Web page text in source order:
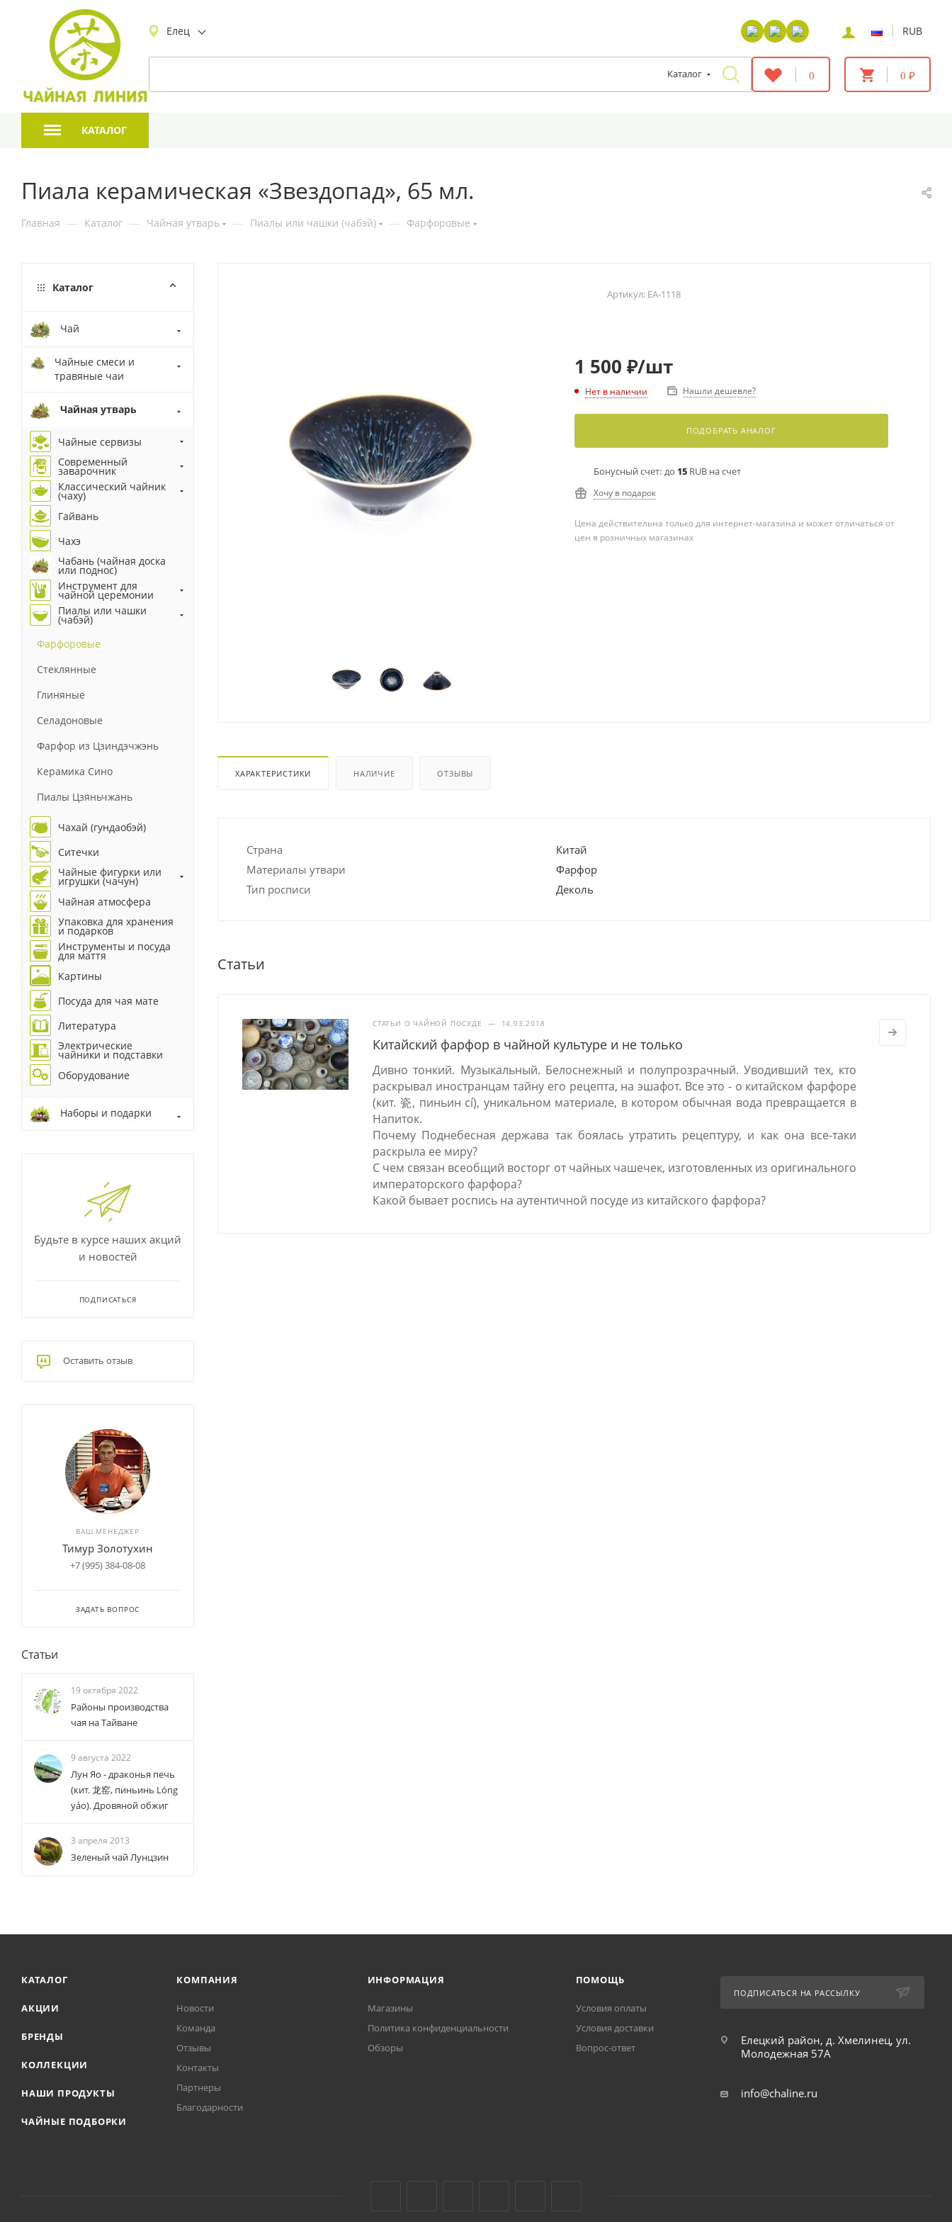
Елец | RUB
Каталог 0 0 ₽
КАТАЛОГ
Пиала керамическая «Звездопад», 65 мл.
Главная — Каталог — Чайная утварь — Пиалы или чашки (чабэй) — Фарфоровые
Артикул: EA-1118
1 500 ₽/шт
Нет в наличии Нашли дешевле?
ПОДОБРАТЬ АНАЛОГ
Бонусный счет: до 15RUB на счет
Хочу в подарок
Цена действительна только для интернет-магазина и может отличаться от
цен в розничных магазинах
ХАРАКТЕРИСТИКИ НАЛИЧИЕ ОТЗЫВЫ
Страна
Китай
Материалы утвари
Фарфор
Тип росписи
Деколь
Статьи
СТАТЬИ О ЧАЙНОЙ ПОСУДЕ — 14.03.2018
Китайский фарфор в чайной культуре и не только
Дивно тонкий. Музыкальный. Белоснежный и полупрозрачный. Уводивший тех, кто
раскрывал иностранцам тайну его рецепта, на эшафот. Все это - о китайском фарфоре
(кит. 瓷, пиньин cí), уникальном материале, в котором обычная вода превращается в
Напиток.
Почему Поднебесная держава так боялась утратить рецептуру, и как она все-таки
раскрыла ее миру?
С чем связан всеобщий восторг от чайных чашечек, изготовленных из оригинального
императорского фарфора?
Какой бывает роспись на аутентичной посуде из китайского фарфора?
Каталог
Чай
Чайные смеси и
травяные чаи
Чайная утварь
Чайные сервизы
Современный
заварочник
Классический чайник
(чаху)
Гайвань
Чахэ
Чабань (чайная доска
или поднос)
Инструмент для
чайной церемонии
Пиалы или чашки
(чабэй)
Фарфоровые
Стеклянные
Глиняные
Селадоновые
Фарфор из Цзиндэчжэнь
Керамика Сино
Пиалы Цзяньчжань
Чахай (гундаобэй)
Ситечки
Чайные фигурки или
игрушки (чачун)
Чайная атмосфера
Упаковка для хранения
и подарков
Инструменты и посуда
для маття
Картины
Посуда для чая мате
Литература
Электрические
чайники и подставки
Оборудование
Наборы и подарки
Будьте в курсе наших акций
и новостей
ПОДПИСАТЬСЯ
Оставить отзыв
ВАШ МЕНЕДЖЕР
Тимур Золотухин
+7 (995) 384-08-08
ЗАДАТЬ ВОПРОС
Статьи
19 октября 2022
Районы производства
чая на Тайване
9 августа 2022
Лун Яо - драконья печь
(кит. 龙窑, пиньинь Lóng
yáo). Дровяной обжиг
3 апреля 2013
Зеленый чай Лунцзин
КАТАЛОГ
АКЦИИ
БРЕНДЫ
КОЛЛЕКЦИИ
НАШИ ПРОДУКТЫ
ЧАЙНЫЕ ПОДБОРКИ
КОМПАНИЯ
Новости
Команда
Отзывы
Контакты
Партнеры
Благодарности
ИНФОРМАЦИЯ
Магазины
Политика конфиденциальности
Обзоры
ПОМОЩЬ
Условия оплаты
Условия доставки
Вопрос-ответ
ПОДПИСАТЬСЯ НА РАССЫЛКУ
Елецкий район, д. Хмелинец, ул.
Молодежная 57А
info@chaline.ru